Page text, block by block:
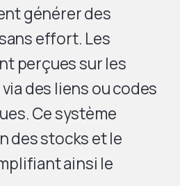
générer des
effort. Les
perçues sur les
des liens ou codes
Ce système
des stocks et le
ainsi le